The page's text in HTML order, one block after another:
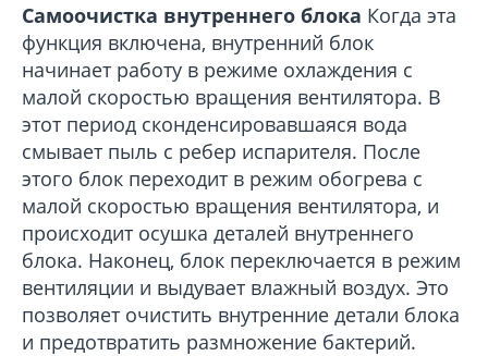
Самоочистка внутреннего блока Когда эта
функция включена, внутренний блок
начинает работу в режиме охлаждения с
малой скоростью вращения вентилятора. В
этот период сконденсировавшаяся вода
смывает пыль с ребер испарителя. После
этого блок переходит в режим обогрева с
малой скоростью вращения вентилятора, и
происходит осушка деталей внутреннего
блока. Наконец, блок переключается в режим
вентиляции и выдувает влажный воздух. Это
позволяет очистить внутренние детали блока
и предотвратить размножение бактерий.